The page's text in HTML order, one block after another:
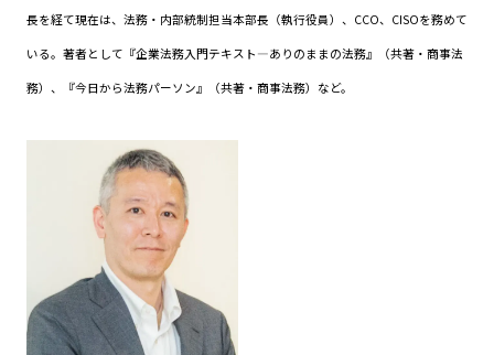
長を経て現在は、法務・内部統制担当本部長（執行役員）、CCO、CISOを務めて
いる。著者として『企業法務入門テキスト―ありのままの法務』（共著・商事法
務）、『今日から法務パーソン』（共著・商事法務）など。